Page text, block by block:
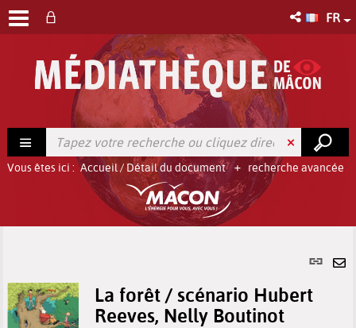
FR
recherche avancée
Vous êtes ici : Accueil/ Détail du document
Lien
La forêt / scénario Hubert
Reeves, Nelly Boutinot